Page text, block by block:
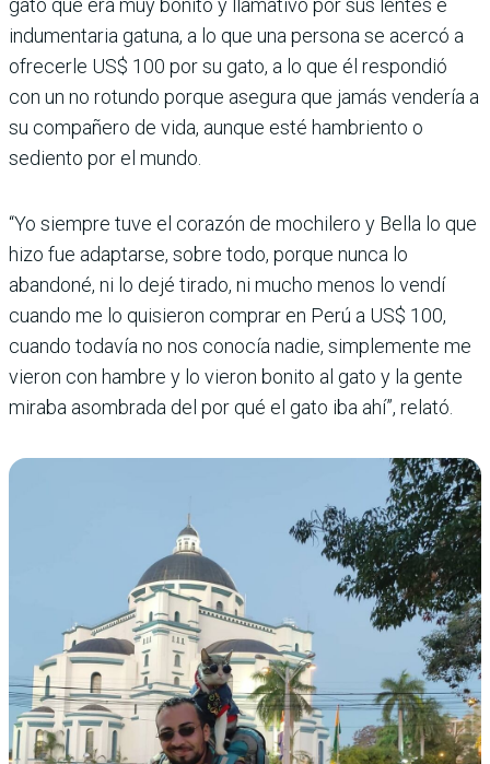
gato que era muy bonito y llamativo por sus lentes e
indumentaria gatuna, a lo que una persona se acercó a
ofrecerle US$ 100 por su gato, a lo que él respondió
con un no rotundo porque asegura que jamás vendería a
su compañero de vida, aunque esté hambriento o
sediento por el mundo.
“Yo siempre tuve el corazón de mochilero y Bella lo que
hizo fue adaptarse, sobre todo, porque nunca lo
abandoné, ni lo dejé tirado, ni mucho menos lo vendí
cuando me lo quisieron comprar en Perú a US$ 100,
cuando todavía no nos conocía nadie, simplemente me
vieron con hambre y lo vieron bonito al gato y la gente
miraba asombrada del por qué el gato iba ahí”, relató.